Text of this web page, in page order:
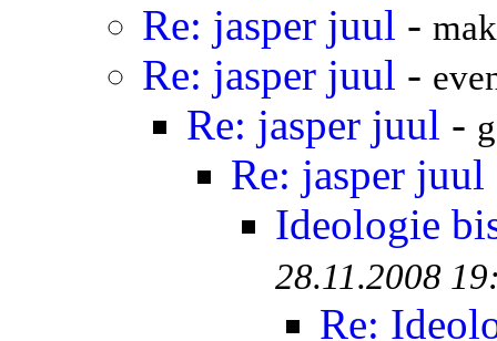
Re: jasper juul -
Re: jasper juul -
Re: jasper juul -
Re: jasper juul
Ideologie
28.11.2008
Re: